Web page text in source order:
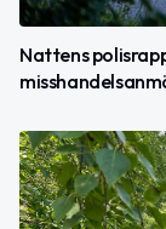
Nattens